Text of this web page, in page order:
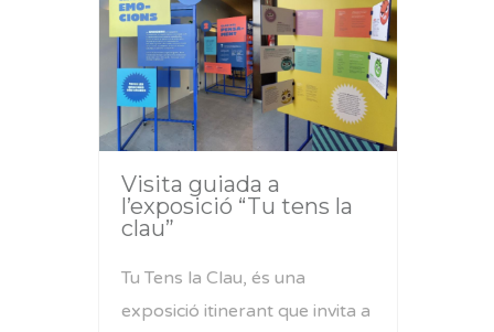
Visita guiada a
l’exposició “Tu tens la
clau”
Tu Tens la Clau, és una
exposició itinerant que invita a